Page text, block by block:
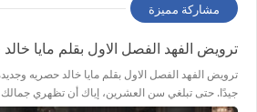
مشاركة مميزة
ترويض الفهد الفصل الاول بقلم مايا
ترويض الفهد الفصل الاول بقلم مايا خالد حصريه
جيدًا. حتى تبلغي سن العشرين، إياك أن تظهري